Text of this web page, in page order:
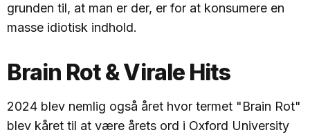
grunden til, at man er der, er for at konsumere en
masse idiotisk indhold.
Brain Rot & Virale Hits
2024 blev nemlig også året hvor termet "Brain Rot"
blev kåret til at være årets ord i Oxford University